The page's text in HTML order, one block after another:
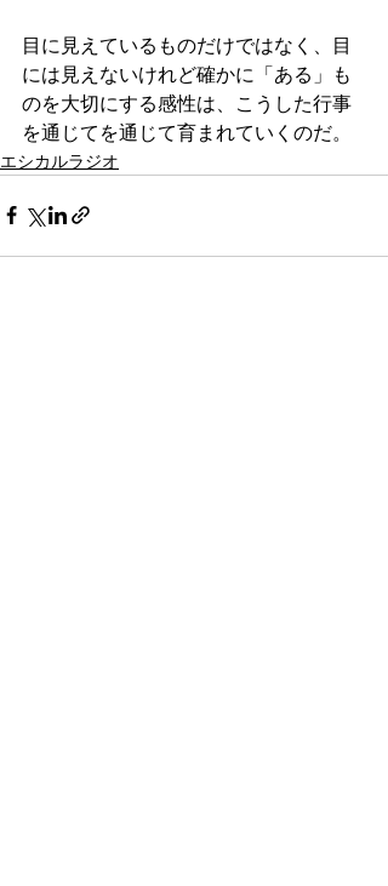
目に見えているものだけではなく、目
には見えないけれど確かに「ある」も
のを大切にする感性は、こうした行事
を通じてを通じて育まれていくのだ。
エシカルラジオ